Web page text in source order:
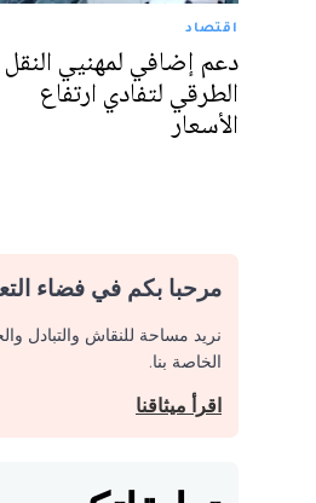
اقتصاد
دعم إضافي لمهنيي النقل
الطرقي لتفادي ارتفاع
الأسعار
مرحبا بكم في فضاء
نريد مساحة للنقاش والتبادل
الخاصة بنا.
اقرأ ميثاقنا